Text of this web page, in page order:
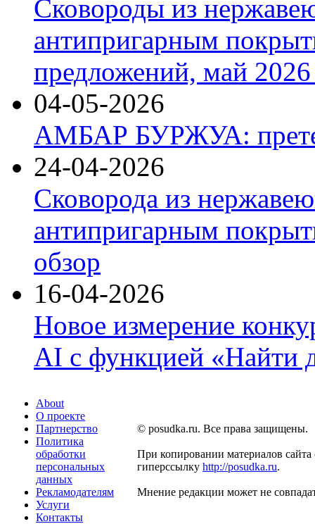
Сковороды из
антипригарным
предложений, май 2026
04-05-2026
АМБАР БУРЖУА:
24-04-2026
Сковорода из
антипригарным
обзор
16-04-2026
Новое измерение
AI с функцией «Найти
About
О проекте
Партнерство
Политика
обработки
персональных
данных
Рекламодателям
Услуги
Контакты
© posudka.ru. Все права защищены.
При копировании материалов сайта
гиперссылку http://posudka.ru.
Мнение редакции может не